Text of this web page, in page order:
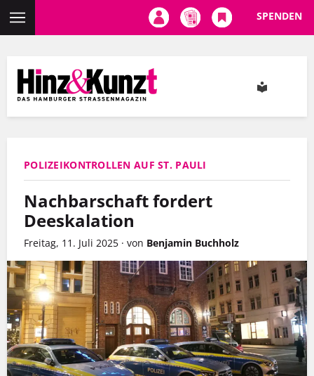
Inhalt
SPENDEN
POLIZEIKONTROLLEN AUF ST. PAULI
Nachbarschaft fordert
Deeskalation
Freitag, 11. Juli 2025 · von Benjamin Buchholz